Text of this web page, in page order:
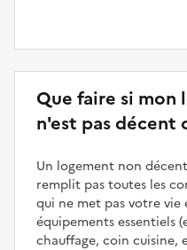
Que faire si mon
n'est pas décent
Un logement non
remplit pas toutes les
qui ne met pas votre
équipements essentiels
chauffage, coin cuisine,